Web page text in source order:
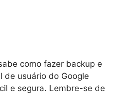
como fazer backup e
de usuário do Google
e segura. Lembre-se de